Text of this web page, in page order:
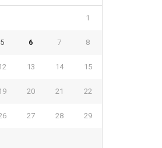
1
5 6 7 8
13 14 15
20 21 22
27 28 29